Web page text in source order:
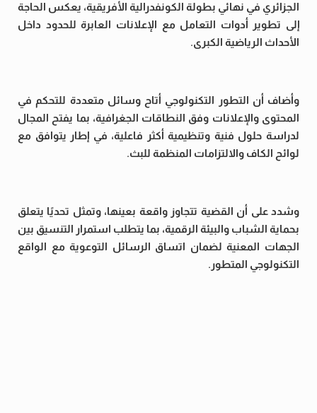
الجزائري في نهائي بطولة الكونفدرالية الأفريقية، يعكس الحاجة
إلى تطوير أدوات التعامل مع الإعلانات العابرة للحدود داخل
الأحداث الرياضية الكبرى.
وأضاف أن التطور التكنولوجي أتاح وسائل متعددة للتحكم في
المحتوى والإعلانات وفق النطاقات الجغرافية، بما يفتح المجال
لدراسة حلول فنية وتنظيمية أكثر فاعلية، في إطار يتوافق مع
لوائح الكاف والالتزامات المنظمة للبث.
وشدد على أن القضية تتجاوز واقعة بعينها، وتمثل تحديًا يتعلق
بحماية الشباب والبيئة الرقمية، بما يتطلب استمرار التنسيق بين
الجهات المعنية لضمان اتساق الرسائل التوعوية مع الواقع
التكنولوجي المتطور.